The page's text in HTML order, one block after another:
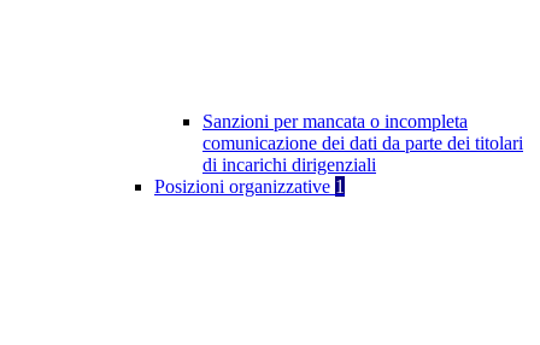
Sanzioni per mancata o incompleta
comunicazione dei dati da parte dei titolari
di incarichi dirigenziali
Posizioni organizzative 1